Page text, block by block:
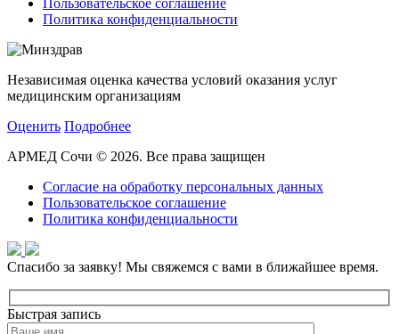
Политика конфиденциальности
Независимая оценка качества условий оказания услуг
медицинским организациям
Оценить Подробнее
АРМЕД Сочи © 2026. Все права защищен
Согласие на обработку персональных данных
Пользовательское соглашение
Политика конфиденциальности
Спасибо за заявку! Мы свяжемся с вами в ближайшее время.
Быстрая запись